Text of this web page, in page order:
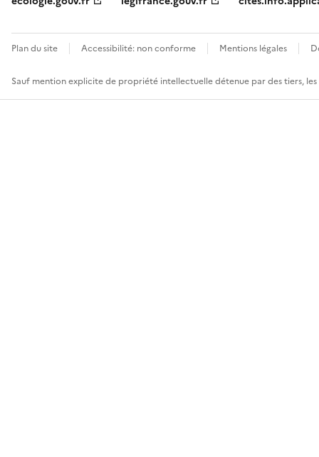
Plan du site Accessibilité: non conforme Mentions légales
Sauf mention explicite de propriété intellectuelle détenue par des tiers,